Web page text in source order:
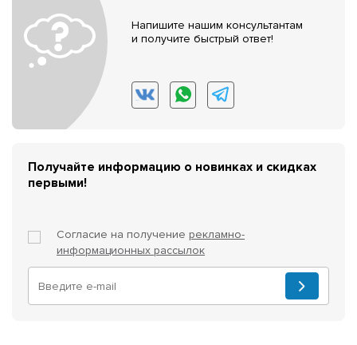
Напишите нашим консультантам
и получите быстрый ответ!
Получайте информацию о новинках и скидках
первыми!
Согласие на получение рекламно-
информационных рассылок